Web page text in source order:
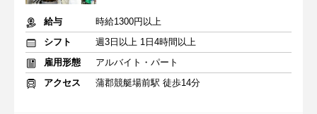
給与
時給1300円以上
シフト
週3日以上 1日4時間以上
雇用形態
アルバイト・パート
アクセス
蒲郡競艇場前駅 徒歩14分